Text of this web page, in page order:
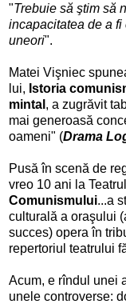
"Trebuie să ştim să
incapacitatea de a
uneori".
Matei Vişniec
lui, Istoria
mintal , a zugrăvit
mai generoasă
oameni" (Drama
Pusă în scenă de
vreo 10 ani la
Comunismului...a
culturală a oraşului
succes) opera în
repertoriul teatrului
Acum, e rîndul unei
unele controverse: